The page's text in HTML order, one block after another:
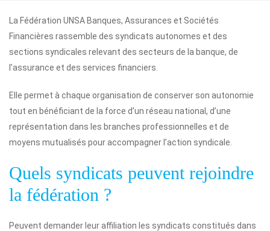
La Fédération UNSA Banques, Assurances et Sociétés
Financières rassemble des syndicats autonomes et des
sections syndicales relevant des secteurs de la banque, de
l’assurance et des services financiers.
Elle permet à chaque organisation de conserver son autonomie
tout en bénéficiant de la force d’un réseau national, d’une
représentation dans les branches professionnelles et de
moyens mutualisés pour accompagner l’action syndicale.
Quels syndicats peuvent rejoindre
la fédération ?
Peuvent demander leur affiliation les syndicats constitués dans